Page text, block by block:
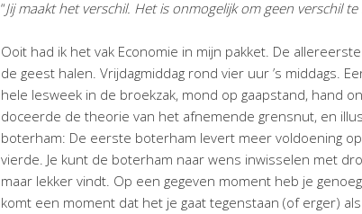
“Jij maakt het verschil. Het is onmogelijk om geen verschil te
Ooit had ik het vak Economie in mijn pakket. De
de geest halen. Vrijdagmiddag rond vier uur ’s middags.
hele lesweek in de broekzak, mond op gaapstand, hand
doceerde de theorie van het afnemende grensnut, en
boterham: De eerste boterham levert meer voldoening
vierde. Je kunt de boterham naar wens inwisselen met
maar lekker vindt. Op een gegeven moment heb je
komt een moment dat het je gaat tegenstaan (of erger)